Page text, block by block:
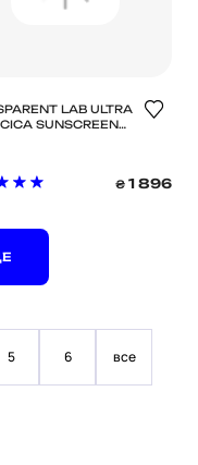
LAB ULTRA
SUNSCREEN
₴ 1 896
5 6 все